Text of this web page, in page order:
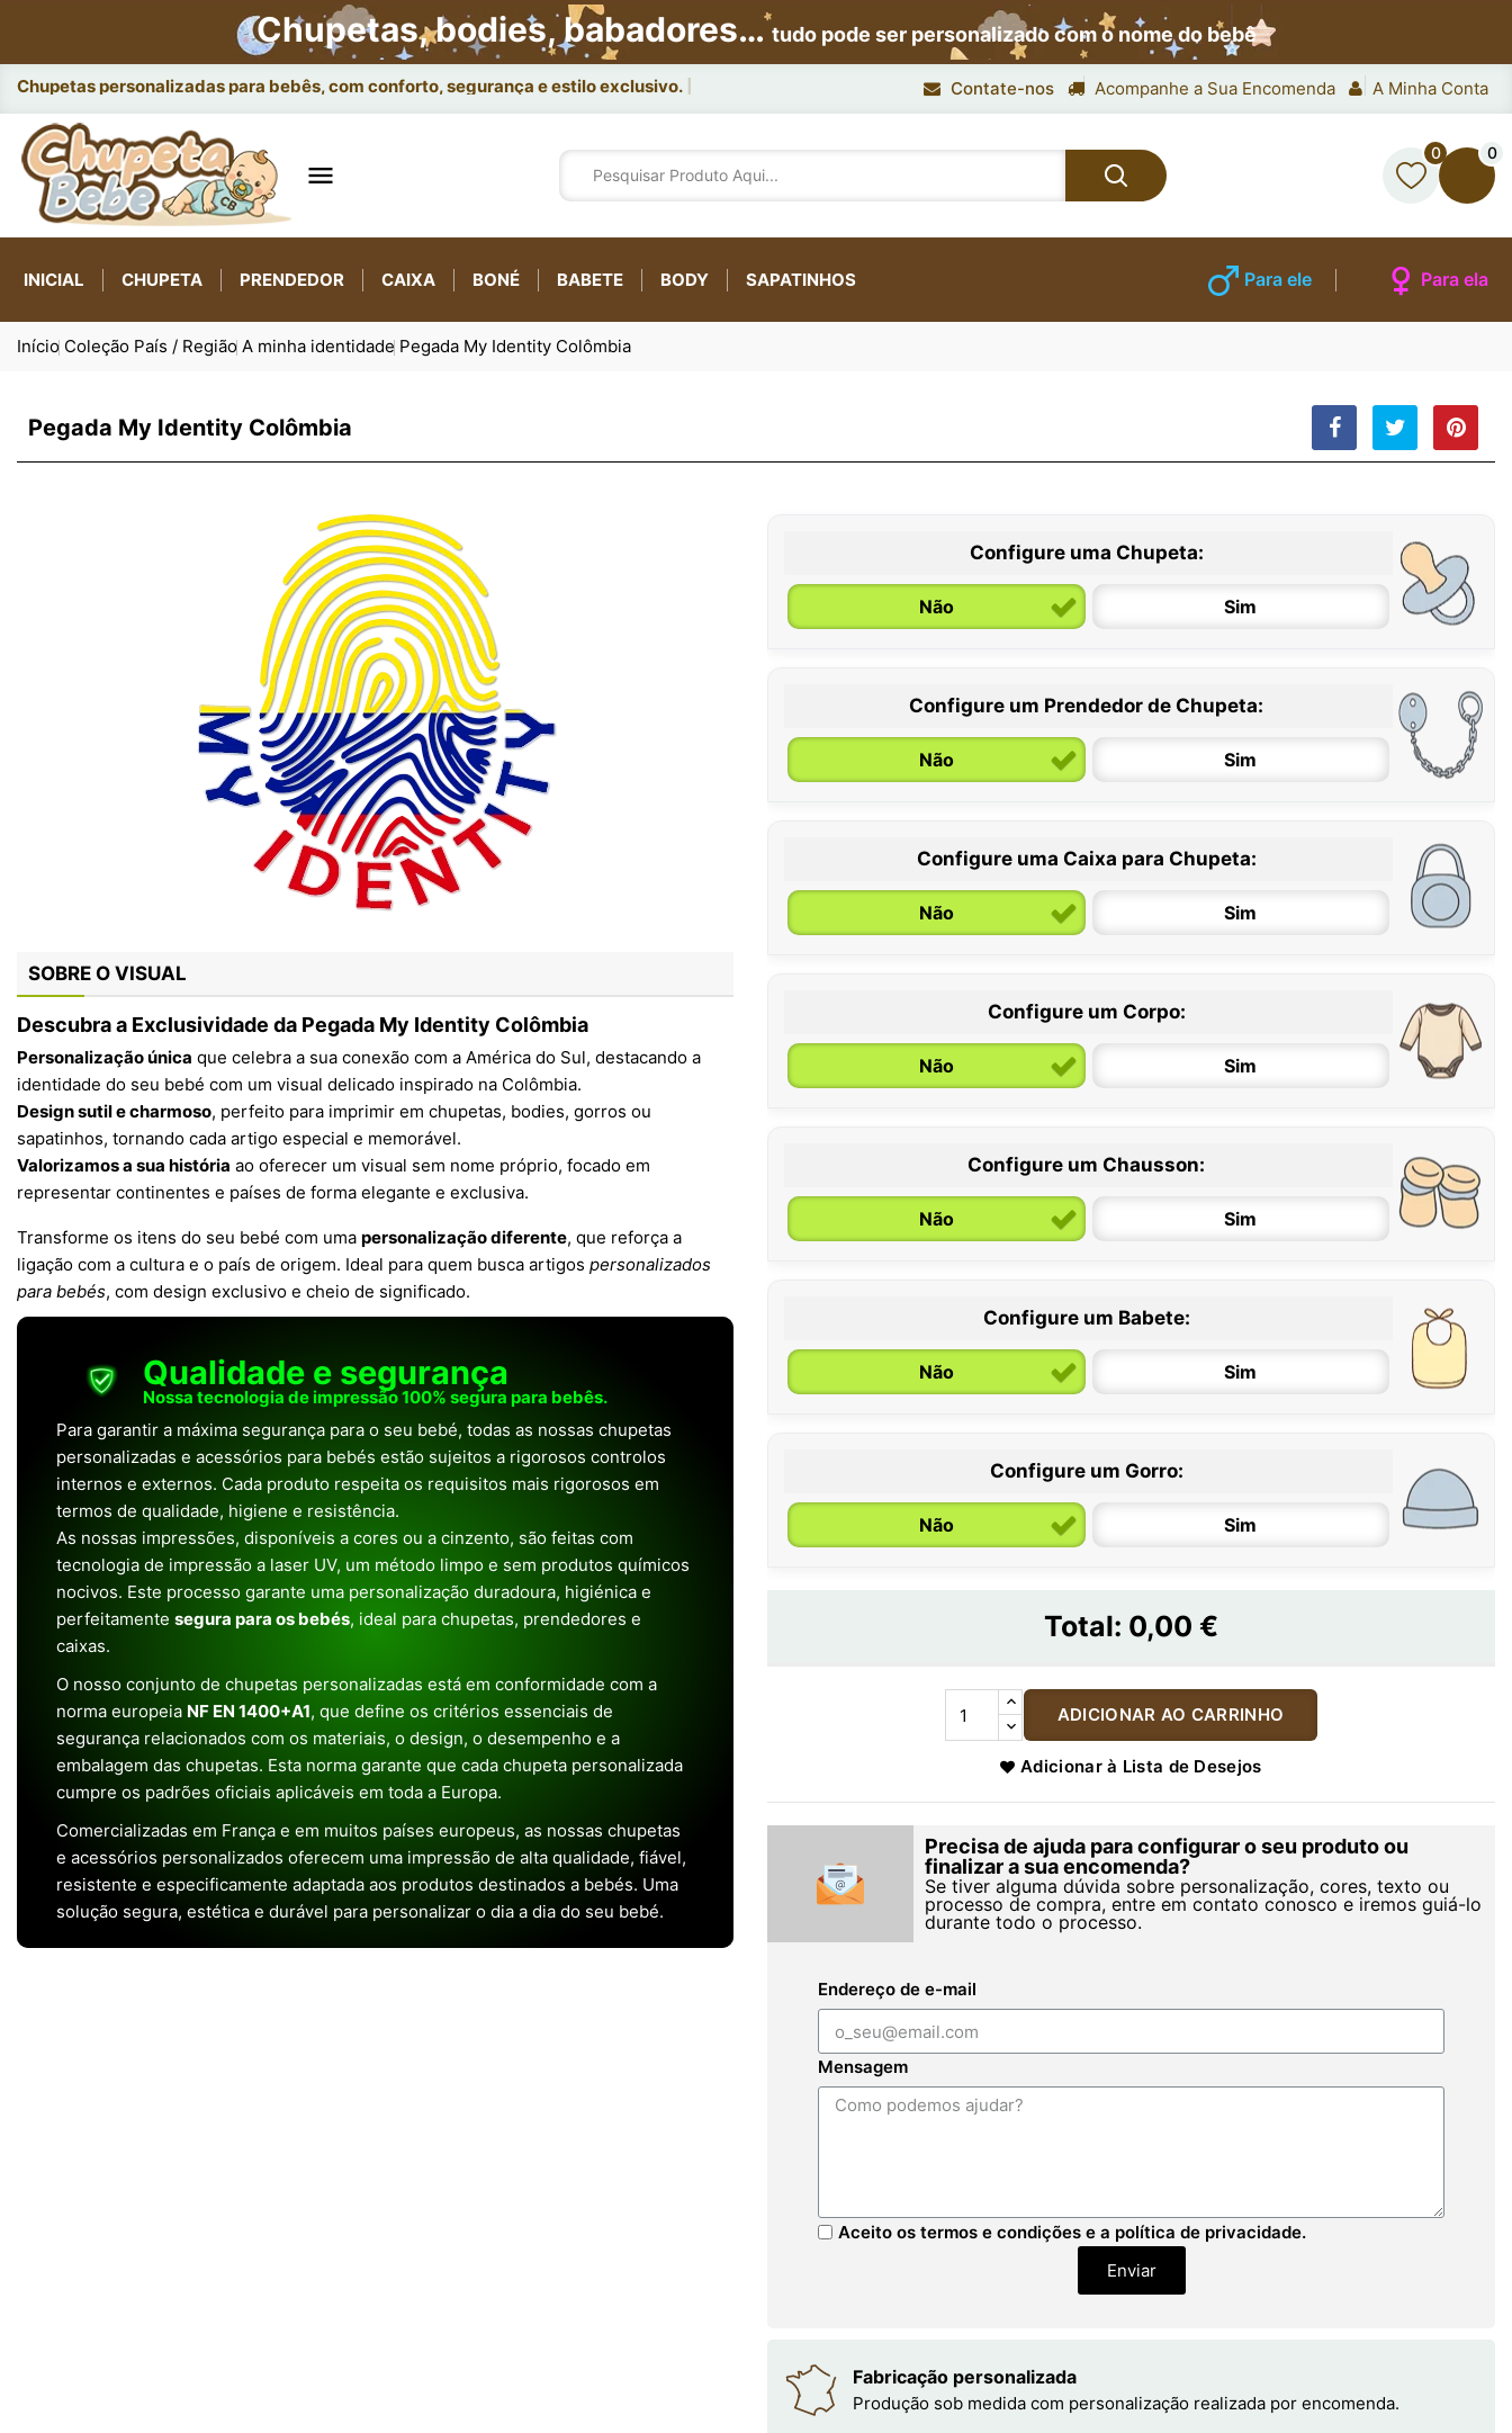
Chupetas, bodies, babadores…tudo pode ser personalizado com o nome do bebê
Chupetas personalizadas para bebês, com conforto, segurança e estilo exclusivo. Contate-nos Acompanhe a Sua Encomenda A Minha Conta

0 0
INICIAL CHUPETA PRENDEDOR CAIXA BONÉ BABETE BODY SAPATINHOS Para ele Para ela
Início Coleção País / Região A minha identidade Pegada My Identity Colômbia
Pegada My Identity Colômbia
SOBRE O VISUAL
Descubra a Exclusividade da Pegada My Identity Colômbia
Personalização única que celebra a sua conexão com a América do Sul, destacando a
identidade do seu bebé com um visual delicado inspirado na Colômbia.
Design sutil e charmoso, perfeito para imprimir em chupetas, bodies, gorros ou
sapatinhos, tornando cada artigo especial e memorável.
Valorizamos a sua história ao oferecer um visual sem nome próprio, focado em
representar continentes e países de forma elegante e exclusiva.
Transforme os itens do seu bebé com uma personalização diferente, que reforça a
ligação com a cultura e o país de origem. Ideal para quem busca artigos personalizados
para bebés, com design exclusivo e cheio de significado.
Qualidade e segurança
Nossa tecnologia de impressão 100% segura para bebês.
Para garantir a máxima segurança para o seu bebé, todas as nossas chupetas
personalizadas e acessórios para bebés estão sujeitos a rigorosos controlos
internos e externos. Cada produto respeita os requisitos mais rigorosos em
termos de qualidade, higiene e resistência.
As nossas impressões, disponíveis a cores ou a cinzento, são feitas com
tecnologia de impressão a laser UV, um método limpo e sem produtos químicos
nocivos. Este processo garante uma personalização duradoura, higiénica e
perfeitamente segura para os bebés, ideal para chupetas, prendedores e
caixas.
O nosso conjunto de chupetas personalizadas está em conformidade com a
norma europeia NF EN 1400+A1, que define os critérios essenciais de
segurança relacionados com os materiais, o design, o desempenho e a
embalagem das chupetas. Esta norma garante que cada chupeta personalizada
cumpre os padrões oficiais aplicáveis em toda a Europa.
Comercializadas em França e em muitos países europeus, as nossas chupetas
e acessórios personalizados oferecem uma impressão de alta qualidade, fiável,
resistente e especificamente adaptada aos produtos destinados a bebés. Uma
solução segura, estética e durável para personalizar o dia a dia do seu bebé.
Configure uma Chupeta:
Não Sim
0 / 6 meses
Configure um Prendedor de Chupeta:
Não Sim
Configure uma Caixa para Chupeta:
Não Sim
Configure um Corpo:
Não Sim
6 / 12 meses 12 / 18 meses
Configure um Chausson:
Não Sim
Configure um Babete:
Não Sim
Configure um Gorro:
Não Sim
Total: 0,00 €
ADICIONAR AO CARRINHO
Adicionar à Lista de Desejos
Precisa de ajuda para configurar o seu produto ou
finalizar a sua encomenda?
Se tiver alguma dúvida sobre personalização, cores, texto ou
processo de compra, entre em contato conosco e iremos guiá-lo
durante todo o processo.
Endereço de e-mail
Mensagem
Aceito os termos e condições e a política de privacidade.
Enviar
Fabricação personalizada
Produção sob medida com personalização realizada por encomenda.